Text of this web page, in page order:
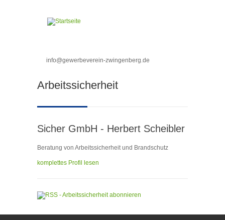
info@gewerbeverein-zwingenberg.de
Sie sind hier
Arbeitssicherheit
Sicher GmbH - Herbert Scheibler
Beratung von Arbeitssicherheit und Brandschutz
komplettes Profil lesen